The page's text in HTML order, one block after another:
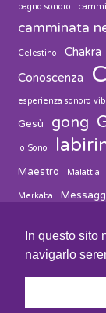
bagno sonoro
camminata
Celestino Chakra
Conoscenza
esperienza sonoro
Gesù gong
Io Sono
Maestro Malattia
Merkaba
In questo sito
navigarlo